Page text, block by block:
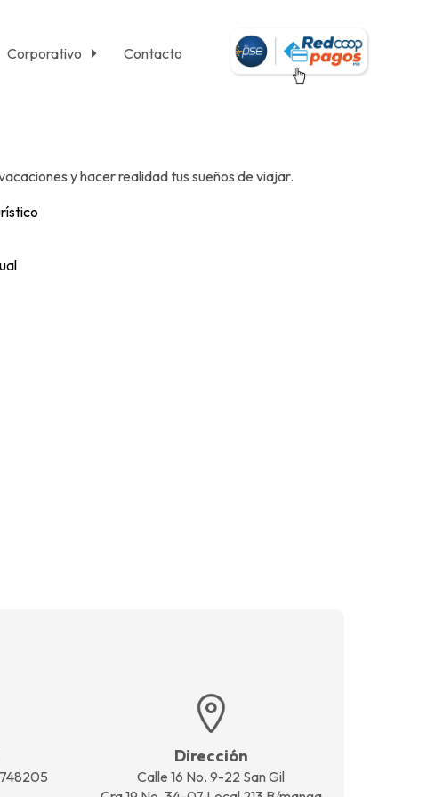
Corporativo Contacto
y hacer realidad tus sueños de viajar.
Dirección
Calle 16 No. 9-22 San Gil